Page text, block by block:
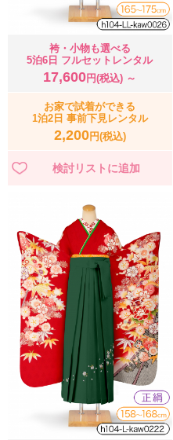
袴・小物も選べる
5泊6日 フルセットレンタル
17,600円(税込) ～
お家で試着ができる
1泊2日 事前下見レンタル
2,200円(税込)